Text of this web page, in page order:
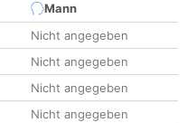
Mann
Nicht angegeben
Nicht angegeben
Nicht angegeben
Nicht angegeben